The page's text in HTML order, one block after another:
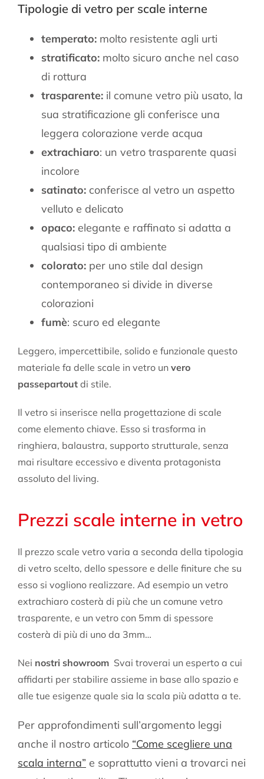
Tipologie di vetro per scale interne
temperato: molto resistente agli urti
stratificato: molto sicuro anche nel caso
di rottura
trasparente: il comune vetro più usato, la
sua stratificazione gli conferisce una
leggera colorazione verde acqua
extrachiaro: un vetro trasparente quasi
incolore
satinato: conferisce al vetro un aspetto
velluto e delicato
opaco: elegante e raffinato si adatta a
qualsiasi tipo di ambiente
colorato: per uno stile dal design
contemporaneo si divide in diverse
colorazioni
fumè: scuro ed elegante
Leggero, impercettibile, solido e funzionale questo
materiale fa delle scale in vetro un vero
passepartout di stile.
Il vetro si inserisce nella progettazione di scale
come elemento chiave. Esso si trasforma in
ringhiera, balaustra, supporto strutturale, senza
mai risultare eccessivo e diventa protagonista
assoluto del living.
Prezzi scale interne in vetro
Il prezzo scale vetro varia a seconda della tipologia
di vetro scelto, dello spessore e delle finiture che su
esso si vogliono realizzare. Ad esempio un vetro
extrachiaro costerà di più che un comune vetro
trasparente, e un vetro con 5mm di spessore
costerà di più di uno da 3mm…
Nei nostri showroom Svai troverai un esperto a cui
affidarti per stabilire assieme in base allo spazio e
alle tue esigenze quale sia la scala più adatta a te.
Per approfondimenti sull’argomento leggi
anche il nostro articolo “Come scegliere una
scala interna” e soprattutto vieni a trovarci nei